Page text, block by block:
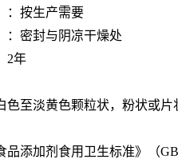
：按生产需要
：密封与阴凉干燥处
2年
色至淡黄色颗粒状，粉状或
品添加剂食用卫生标准》（